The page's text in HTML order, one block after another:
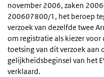
november 2006, zaken
200607800/1, het beroep
verzoek van dezelfde twee
om registratie als kiezer voor
toetsing van dit verzoek aan
gelijkheidsbeginsel van het
verklaard.